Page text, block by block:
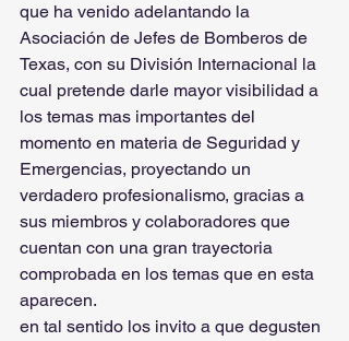
que ha venido adelantando la
Asociación de Jefes de Bomberos de
Texas, con su División Internacional la
cual pretende darle mayor visibilidad a
los temas mas importantes del
momento en materia de Seguridad y
Emergencias, proyectando un
verdadero profesionalismo, gracias a
sus miembros y colaboradores que
cuentan con una gran trayectoria
comprobada en los temas que en esta
aparecen.
en tal sentido los invito a que degusten